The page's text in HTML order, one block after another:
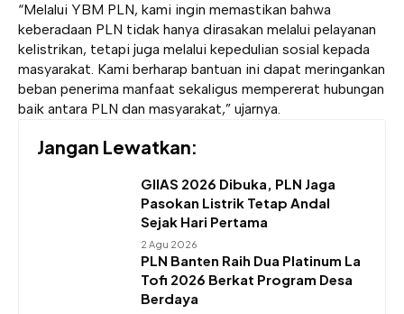
“Melalui YBM PLN, kami ingin memastikan bahwa
keberadaan PLN tidak hanya dirasakan melalui pelayanan
kelistrikan, tetapi juga melalui kepedulian sosial kepada
masyarakat. Kami berharap bantuan ini dapat meringankan
beban penerima manfaat sekaligus mempererat hubungan
baik antara PLN dan masyarakat,” ujarnya.
Jangan Lewatkan:
GIIAS 2026 Dibuka, PLN Jaga
Pasokan Listrik Tetap Andal
Sejak Hari Pertama
2 Agu 2026
PLN Banten Raih Dua Platinum La
Tofi 2026 Berkat Program Desa
Berdaya